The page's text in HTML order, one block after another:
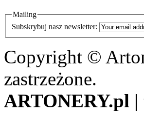
Mailing
Subskrybuj nasz newsletter:
Copyright ©
zastrzeżone.
ARTONERY.pl